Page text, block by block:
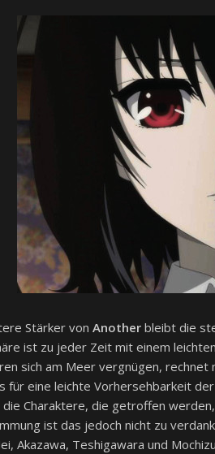
Stärker von Another bleibt die
ist zu jeder Zeit mit einem
sich am Meer vergnügen,
für eine leichte Vorhersehbarkeit
die Charaktere, die getroffen
ist das jedoch nicht zu
Akazawa, Teshigawara und